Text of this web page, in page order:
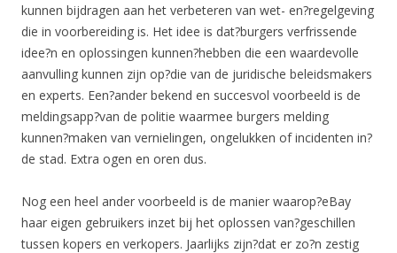
kunnen bijdragen aan het verbeteren van wet- en?regelgeving
die in voorbereiding is. Het idee is dat?burgers verfrissende
idee?n en oplossingen kunnen?hebben die een waardevolle
aanvulling kunnen zijn op?die van de juridische beleidsmakers
en experts. Een?ander bekend en succesvol voorbeeld is de
meldingsapp?van de politie waarmee burgers melding
kunnen?maken van vernielingen, ongelukken of incidenten in?
de stad. Extra ogen en oren dus.
Nog een heel ander voorbeeld is de manier waarop?eBay
haar eigen gebruikers inzet bij het oplossen van?geschillen
tussen kopers en verkopers. Jaarlijks zijn?dat er zo?n zestig